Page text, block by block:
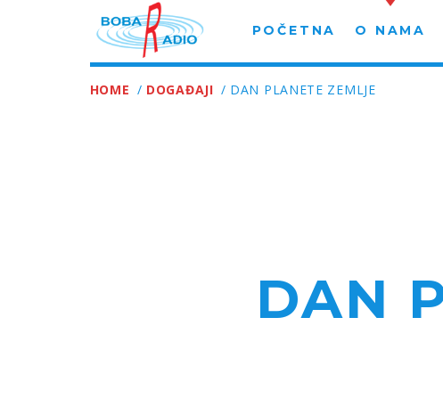
POČETNA O NAMA
HOME / DOGAĐAJI / DAN PLANETE ZEMLJE
DAN